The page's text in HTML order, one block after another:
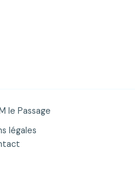
le Passage
légales